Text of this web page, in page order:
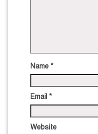
Name *
Email *
Website